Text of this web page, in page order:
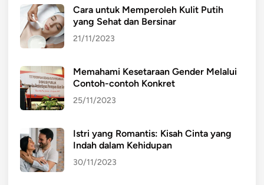
Cara untuk Memperoleh Kulit Putih
yang Sehat dan Bersinar
21/11/2023
Memahami Kesetaraan Gender Melalui
Contoh-contoh Konkret
25/11/2023
Istri yang Romantis: Kisah Cinta yang
Indah dalam Kehidupan
30/11/2023